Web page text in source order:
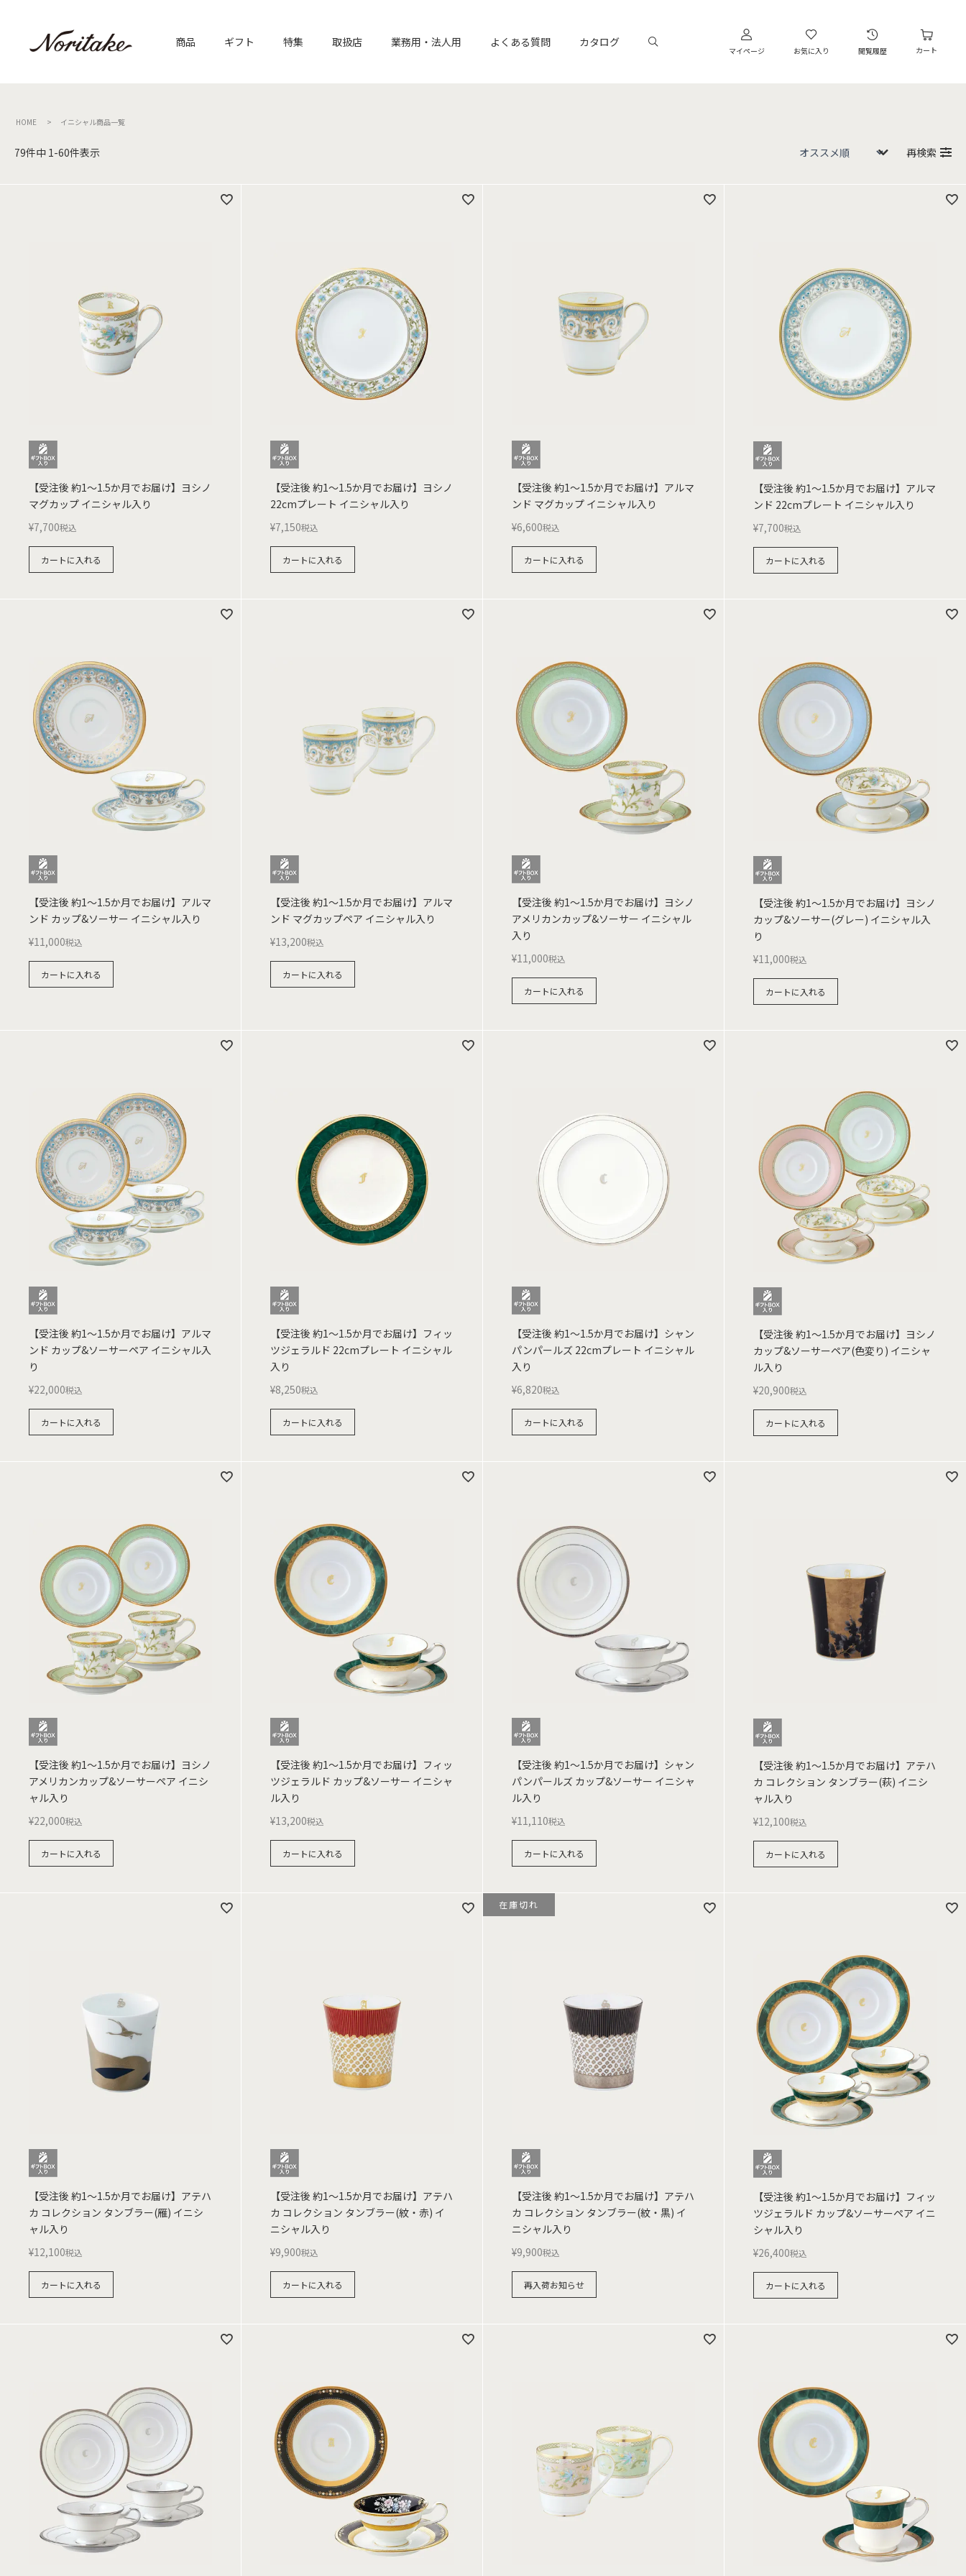
商品 ギフト 特集 取扱店 業務用・法人用 よくある質問 カタログ
マイページ お気に入り 閲覧履歴 カート
HOME イニシャル商品一覧
79件中 1-60件表示 再検索
【受注後 約1～1.5か月でお届け】ヨシノ
マグカップ イニシャル入り
¥7,700税込
カートに入れる
【受注後 約1～1.5か月でお届け】ヨシノ
22cmプレート イニシャル入り
¥7,150税込
カートに入れる
【受注後 約1～1.5か月でお届け】アルマ
ンド マグカップ イニシャル入り
¥6,600税込
カートに入れる
【受注後 約1～1.5か月でお届け】アルマ
ンド 22cmプレート イニシャル入り
¥7,700税込
カートに入れる
【受注後 約1～1.5か月でお届け】アルマ
ンド カップ&ソーサー イニシャル入り
¥11,000税込
カートに入れる
【受注後 約1～1.5か月でお届け】アルマ
ンド マグカップペア イニシャル入り
¥13,200税込
カートに入れる
【受注後 約1～1.5か月でお届け】ヨシノ
アメリカンカップ&ソーサー イニシャル
入り
¥11,000税込
カートに入れる
【受注後 約1～1.5か月でお届け】ヨシノ
カップ&ソーサー(グレー) イニシャル入
り
¥11,000税込
カートに入れる
【受注後 約1～1.5か月でお届け】アルマ
ンド カップ&ソーサーペア イニシャル入
り
¥22,000税込
カートに入れる
【受注後 約1～1.5か月でお届け】フィッ
ツジェラルド 22cmプレート イニシャル
入り
¥8,250税込
カートに入れる
【受注後 約1～1.5か月でお届け】シャン
パンパールズ 22cmプレート イニシャル
入り
¥6,820税込
カートに入れる
【受注後 約1～1.5か月でお届け】ヨシノ
カップ&ソーサーペア(色変り) イニシャ
ル入り
¥20,900税込
カートに入れる
【受注後 約1～1.5か月でお届け】ヨシノ
アメリカンカップ&ソーサーペア イニシ
ャル入り
¥22,000税込
カートに入れる
【受注後 約1～1.5か月でお届け】フィッ
ツジェラルド カップ&ソーサー イニシャ
ル入り
¥13,200税込
カートに入れる
【受注後 約1～1.5か月でお届け】シャン
パンパールズ カップ&ソーサー イニシャ
ル入り
¥11,110税込
カートに入れる
【受注後 約1～1.5か月でお届け】アテハ
カ コレクション タンブラー(萩) イニシ
ャル入り
¥12,100税込
カートに入れる
【受注後 約1～1.5か月でお届け】アテハ
カ コレクション タンブラー(雁) イニシ
ャル入り
¥12,100税込
カートに入れる
【受注後 約1～1.5か月でお届け】アテハ
カ コレクション タンブラー(紋・赤) イ
ニシャル入り
¥9,900税込
カートに入れる
【受注後 約1～1.5か月でお届け】アテハ
カ コレクション タンブラー(紋・黒) イ
ニシャル入り
¥9,900税込
再入荷お知らせ
在庫切れ
【受注後 約1～1.5か月でお届け】フィッ
ツジェラルド カップ&ソーサーペア イニ
シャル入り
¥26,400税込
カートに入れる